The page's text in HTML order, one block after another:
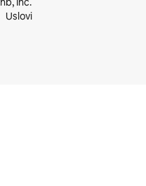
Uslovi